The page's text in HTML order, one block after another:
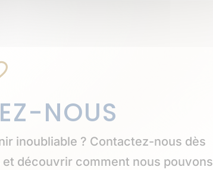
NOUS
inoubliable ? Contactez-nous dès
découvrir comment nous pouvons